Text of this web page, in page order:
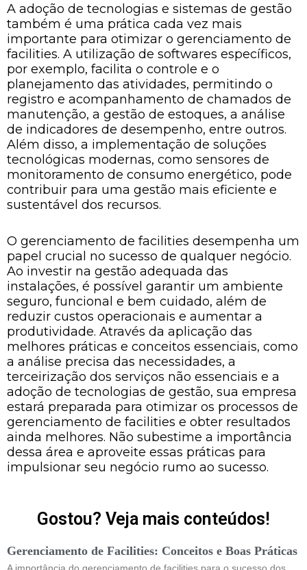
A adoção de tecnologias e sistemas de gestão
também é uma prática cada vez mais
importante para otimizar o gerenciamento de
facilities. A utilização de softwares específicos,
por exemplo, facilita o controle e o
planejamento das atividades, permitindo o
registro e acompanhamento de chamados de
manutenção, a gestão de estoques, a análise
de indicadores de desempenho, entre outros.
Além disso, a implementação de soluções
tecnológicas modernas, como sensores de
monitoramento de consumo energético, pode
contribuir para uma gestão mais eficiente e
sustentável dos recursos.
O gerenciamento de facilities desempenha um
papel crucial no sucesso de qualquer negócio.
Ao investir na gestão adequada das
instalações, é possível garantir um ambiente
seguro, funcional e bem cuidado, além de
reduzir custos operacionais e aumentar a
produtividade. Através da aplicação das
melhores práticas e conceitos essenciais, como
a análise precisa das necessidades, a
terceirização dos serviços não essenciais e a
adoção de tecnologias de gestão, sua empresa
estará preparada para otimizar os processos de
gerenciamento de facilities e obter resultados
ainda melhores. Não subestime a importância
dessa área e aproveite essas práticas para
impulsionar seu negócio rumo ao sucesso.
Gostou? Veja mais conteúdos!
Gerenciamento de Facilities: Conceitos e Boas Práticas
A importância do gerenciamento de facilities para o sucesso dos